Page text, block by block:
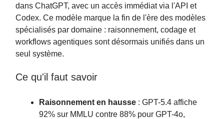
dans ChatGPT, avec un accès immédiat via l'API et
Codex. Ce modèle marque la fin de l'ère des modèles
spécialisés par domaine : raisonnement, codage et
workflows agentiques sont désormais unifiés dans un
seul système.
Ce qu'il faut savoir
Raisonnement en hausse : GPT-5.4 affiche
92% sur MMLU contre 88% pour GPT-4o,